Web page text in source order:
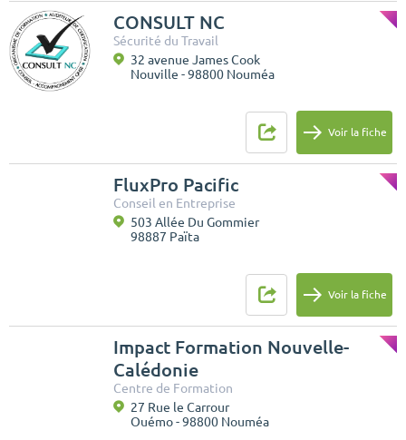
CONSULT NC
Sécurité du Travail
32 avenue James Cook
Nouville - 98800 Nouméa
Voir la fiche
FluxPro Pacific
Conseil en Entreprise
503 Allée Du Gommier
98887 Païta
Voir la fiche
Impact Formation Nouvelle-
Calédonie
Centre de Formation
27 Rue le Carrour
Ouémo - 98800 Nouméa